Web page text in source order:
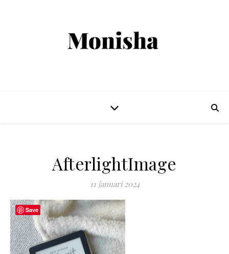
AfterlightImage
11 januari 2024
Save